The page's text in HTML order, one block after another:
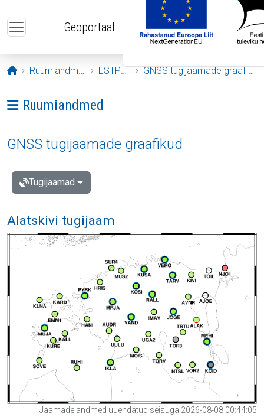
Geoportaal
Avaleht
Ruumiandmed ESTPOS GNSS tugijaamade graafikud
Ava menüü: Ruumiandmed
Ruumiandmed
GNSS tugijaamade graafikud
Tugijaamad
Alatskivi tugijaam
Jaamade andmed uuendatud seisuga 2026-08-08 00:44:05